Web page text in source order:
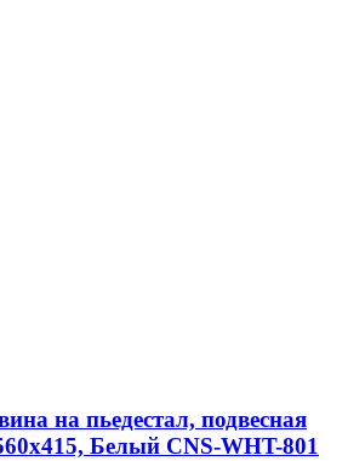
на пьедестал, подвесная
Белый CNS-WHT-801